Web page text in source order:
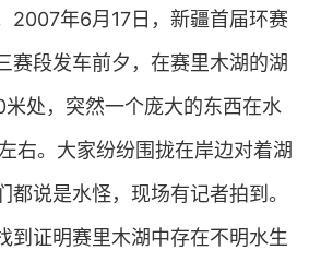
2007年6月17日，新疆首届环赛
赛段发车前夕，在赛里木湖的湖
处，突然一个庞大的东西在水
右。大家纷纷围拢在岸边对着湖
都说是水怪，现场有记者拍到。
到证明赛里木湖中存在不明水生